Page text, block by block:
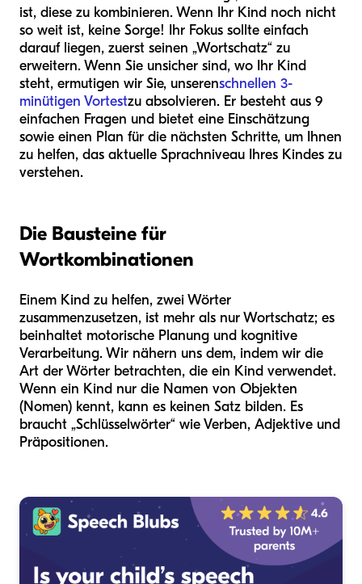
ist, diese zu kombinieren. Wenn Ihr Kind noch nicht
so weit ist, keine Sorge! Ihr Fokus sollte einfach
darauf liegen, zuerst seinen „Wortschatz“ zu
erweitern. Wenn Sie unsicher sind, wo Ihr Kind
steht, ermutigen wir Sie, unserenschnellen 3-
minütigen Vortestzu absolvieren. Er besteht aus 9
einfachen Fragen und bietet eine Einschätzung
sowie einen Plan für die nächsten Schritte, um Ihnen
zu helfen, das aktuelle Sprachniveau Ihres Kindes zu
verstehen.
Die Bausteine für
Wortkombinationen
Einem Kind zu helfen, zwei Wörter
zusammenzusetzen, ist mehr als nur Wortschatz; es
beinhaltet motorische Planung und kognitive
Verarbeitung. Wir nähern uns dem, indem wir die
Art der Wörter betrachten, die ein Kind verwendet.
Wenn ein Kind nur die Namen von Objekten
(Nomen) kennt, kann es keinen Satz bilden. Es
braucht „Schlüsselwörter“ wie Verben, Adjektive und
Präpositionen.